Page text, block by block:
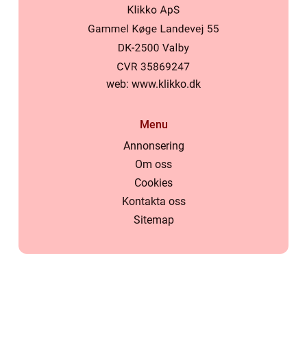
web: www.klikko.dk
Menu
Annonsering
Om oss
Cookies
Kontakta oss
Sitemap